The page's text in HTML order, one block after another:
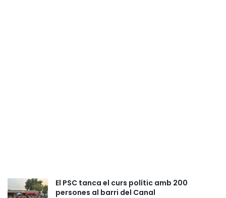
El PSC tanca el curs polític amb 200
persones al barri del Canal